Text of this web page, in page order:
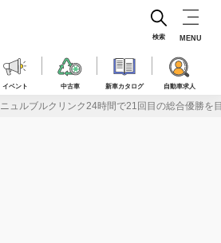
イベント 中古車 新車カタログ 自動車求人
検索 MENU
ニュルブルクリンク24時間で21回目の総合優勝を